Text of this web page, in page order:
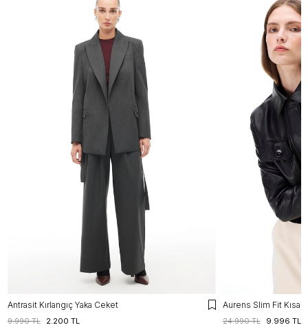
Antrasit Kırlangıç Yaka Ceket
2.200 TL
9.990 TL 9.996 TL
24.990 TL